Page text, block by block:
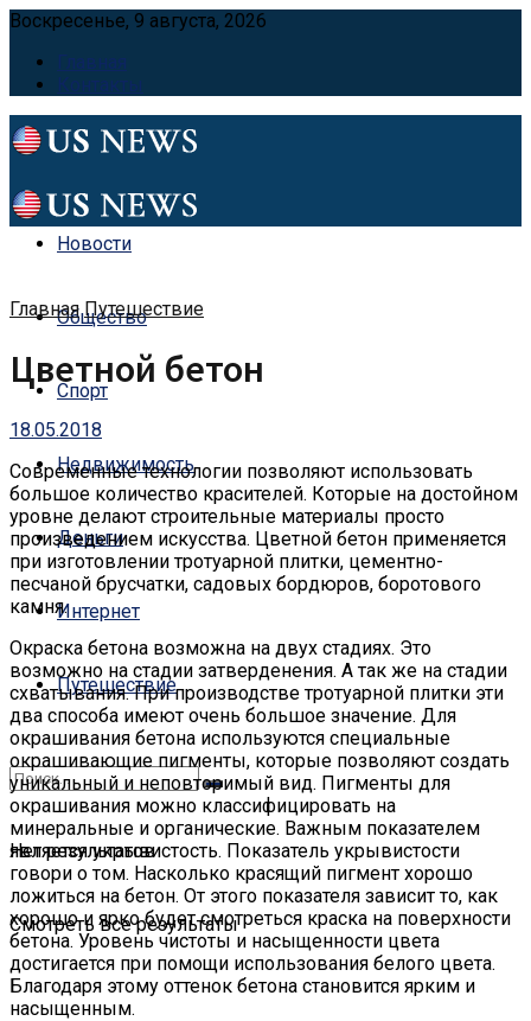
Воскресенье, 9 августа, 2026
Главная
Контакты
Новости
Общество
Спорт
Недвижимость
Деньги
Интернет
Путешествие
Нет результатов
Смотреть все результаты
Главная Путешествие
Цветной бетон
18.05.2018
Современные технологии позволяют использовать
большое количество красителей. Которые на достойном
уровне делают строительные материалы просто
произведением искусства. Цветной бетон применяется
при изготовлении тротуарной плитки, цементно-
песчаной брусчатки, садовых бордюров, боротового
камня.
Окраска бетона возможна на двух стадиях. Это
возможно на стадии затверденения. А так же на стадии
схватывания. При производстве тротуарной плитки эти
два способа имеют очень большое значение. Для
окрашивания бетона используются специальные
окрашивающие пигменты, которые позволяют создать
уникальный и неповторимый вид. Пигменты для
окрашивания можно классифицировать на
минеральные и органические. Важным показателем
является укрывистость. Показатель укрывистости
говори о том. Насколько красящий пигмент хорошо
ложиться на бетон. От этого показателя зависит то, как
хорошо и ярко будет смотреться краска на поверхности
бетона. Уровень чистоты и насыщенности цвета
достигается при помощи использования белого цвета.
Благодаря этому оттенок бетона становится ярким и
насыщенным.